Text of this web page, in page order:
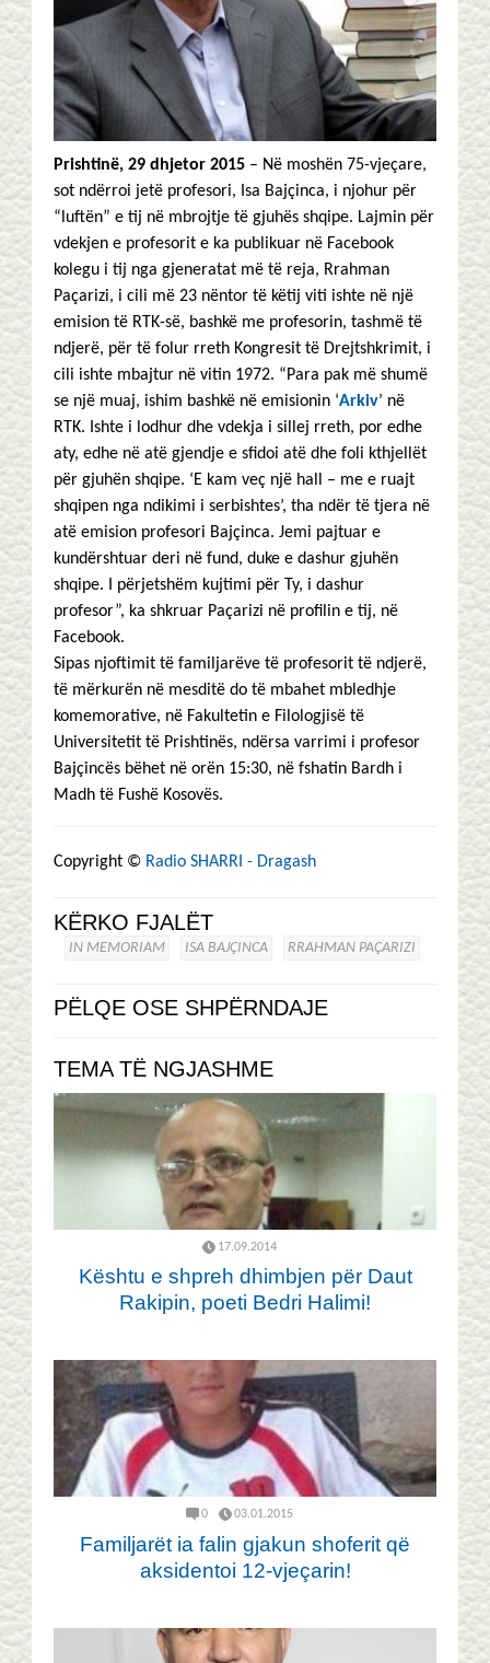
Prishtinë, 29 dhjetor 2015 – Në moshën 75-vjeçare,
sot ndërroi jetë profesori, Isa Bajçinca, i njohur për
“luftën” e tij në mbrojtje të gjuhës shqipe. Lajmin për
vdekjen e profesorit e ka publikuar në Facebook
kolegu i tij nga gjeneratat më të reja, Rrahman
Paçarizi, i cili më 23 nëntor të këtij viti ishte në një
emision të RTK-së, bashkë me profesorin, tashmë të
ndjerë, për të folur rreth Kongresit të Drejtshkrimit, i
cili ishte mbajtur në vitin 1972. “Para pak më shumë
se një muaj, ishim bashkë në emisionin ‘Arkiv’ në
RTK. Ishte i lodhur dhe vdekja i sillej rreth, por edhe
aty, edhe në atë gjendje e sfidoi atë dhe foli kthjellët
për gjuhën shqipe. ‘E kam veç një hall – me e ruajt
shqipen nga ndikimi i serbishtes’, tha ndër të tjera në
atë emision profesori Bajçinca. Jemi pajtuar e
kundërshtuar deri në fund, duke e dashur gjuhën
shqipe. I përjetshëm kujtimi për Ty, i dashur
profesor”, ka shkruar Paçarizi në profilin e tij, në
Facebook.
Sipas njoftimit të familjarëve të profesorit të ndjerë,
të mërkurën në mesditë do të mbahet mbledhje
komemorative, në Fakultetin e Filologjisë të
Universitetit të Prishtinës, ndërsa varrimi i profesor
Bajçincës bëhet në orën 15:30, në fshatin Bardh i
Madh të Fushë Kosovës.
Copyright © Radio SHARRI - Dragash
KËRKO FJALËT
IN MEMORIAM ISA BAJÇINCA RRAHMAN PAÇARIZI
PËLQE OSE SHPËRNDAJE
TEMA TË NGJASHME
17.09.2014
Kështu e shpreh dhimbjen për Daut
Rakipin, poeti Bedri Halimi!
0 03.01.2015
Familjarët ia falin gjakun shoferit që
aksidentoi 12-vjeçarin!